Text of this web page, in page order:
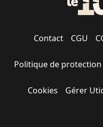
Contact CGU
Politique de protection
Cookies Gérer